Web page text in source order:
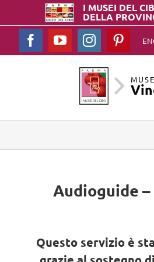
I MUSEI DEL
DELLA
FacebookYouTubeInstagram
Audioguide
Questo servizio è